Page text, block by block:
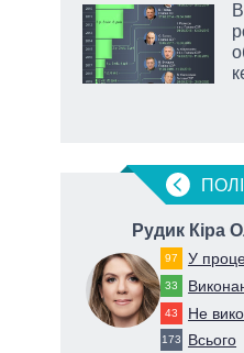
Рудик Кіра
97 У
33
43 Не
173 Всього